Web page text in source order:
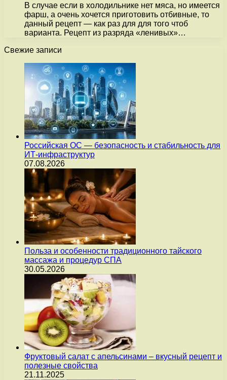
В случае если в холодильнике нет мяса, но имеется
фарш, а очень хочется приготовить отбивные, то
данный рецепт — как раз для для того чтоб
варианта. Рецепт из разряда «ленивых»…
Свежие записи
Российская ОС — безопасность и стабильность для
ИТ-инфраструктур
07.08.2026
Польза и особенности традиционного тайского
массажа и процедур СПА
30.05.2026
Фруктовый салат с апельсинами – вкусный рецепт и
полезные свойства
21.11.2025